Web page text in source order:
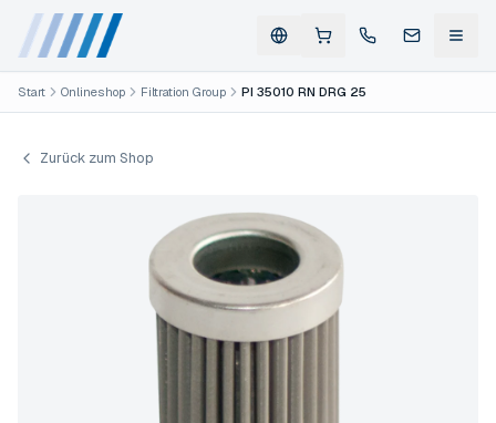
Start Onlineshop Filtration Group PI 35010 RN DRG 25
Zurück zum Shop